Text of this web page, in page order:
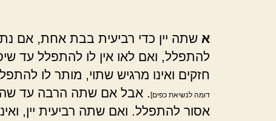
א שתה יין כדי רביעית בבת אחת, אם
להתפלל, ואם לאו אין לו להתפלל עד
חזקים ואינו מרגיש שתוי, מותר לו
דומה לנשיאת כפים]
. אבל אם שתה הרבה עד
אסור להתפלל. ואם שתה רביעית יין,